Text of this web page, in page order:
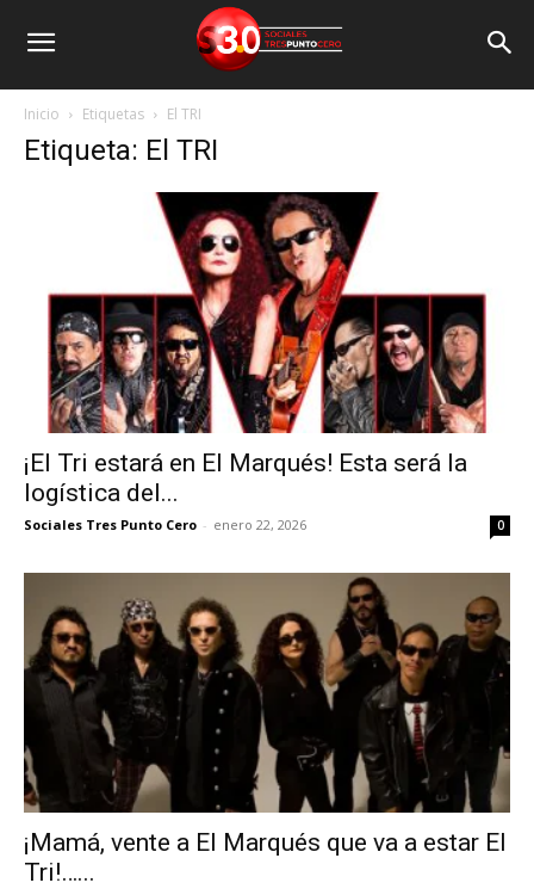
Inicio Etiquetas El TRI
Etiqueta: El TRI
¡El Tri estará en El Marqués! Esta será la
logística del...
Sociales Tres Punto Cero - enero 22, 2026 0
¡Mamá, vente a El Marqués que va a estar El
Tri!…...